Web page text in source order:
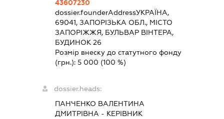
43607230
dossier.founderAddressУКРАЇНА,
69041, ЗАПОРІЗЬКА ОБЛ., МІСТО
ЗАПОРІЖЖЯ, БУЛЬВАР ВІНТЕРА,
БУДИНОК 26
Розмір внеску до статутного фонду
(грн.):5 000 (100 %)
dossier.heads:
ПАНЧЕНКО ВАЛЕНТИНА
ДМИТРІВНА - КЕРІВНИК